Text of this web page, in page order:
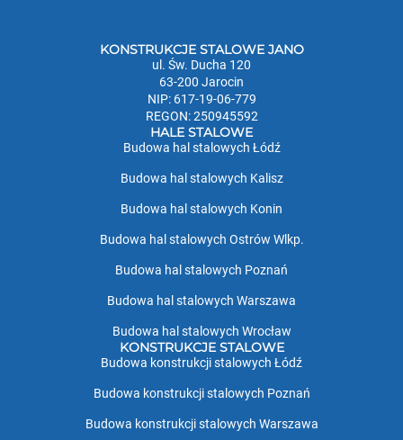
KONSTRUKCJE STALOWE JANO
ul. Św. Ducha 120
63-200 Jarocin
NIP: 617-19-06-779
REGON: 250945592
HALE STALOWE
Budowa hal stalowych Łódź
Budowa hal stalowych Kalisz
Budowa hal stalowych Konin
Budowa hal stalowych Ostrów Wlkp.
Budowa hal stalowych Poznań
Budowa hal stalowych Warszawa
Budowa hal stalowych Wrocław
KONSTRUKCJE STALOWE
Budowa konstrukcji stalowych Łódź
Budowa konstrukcji stalowych Poznań
Budowa konstrukcji stalowych Warszawa